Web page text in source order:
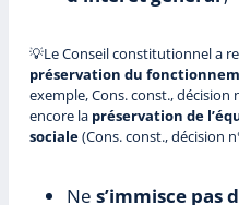
💡Le Conseil constitutionnel a
préservation du
exemple, Cons. const., décision
encore la préservation de
sociale(Cons. const., décision
Nes’immisce pas